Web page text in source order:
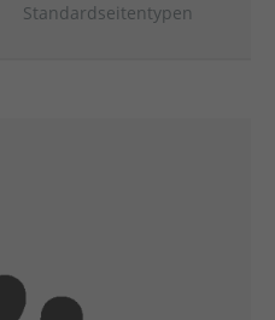
Standardseitentypen